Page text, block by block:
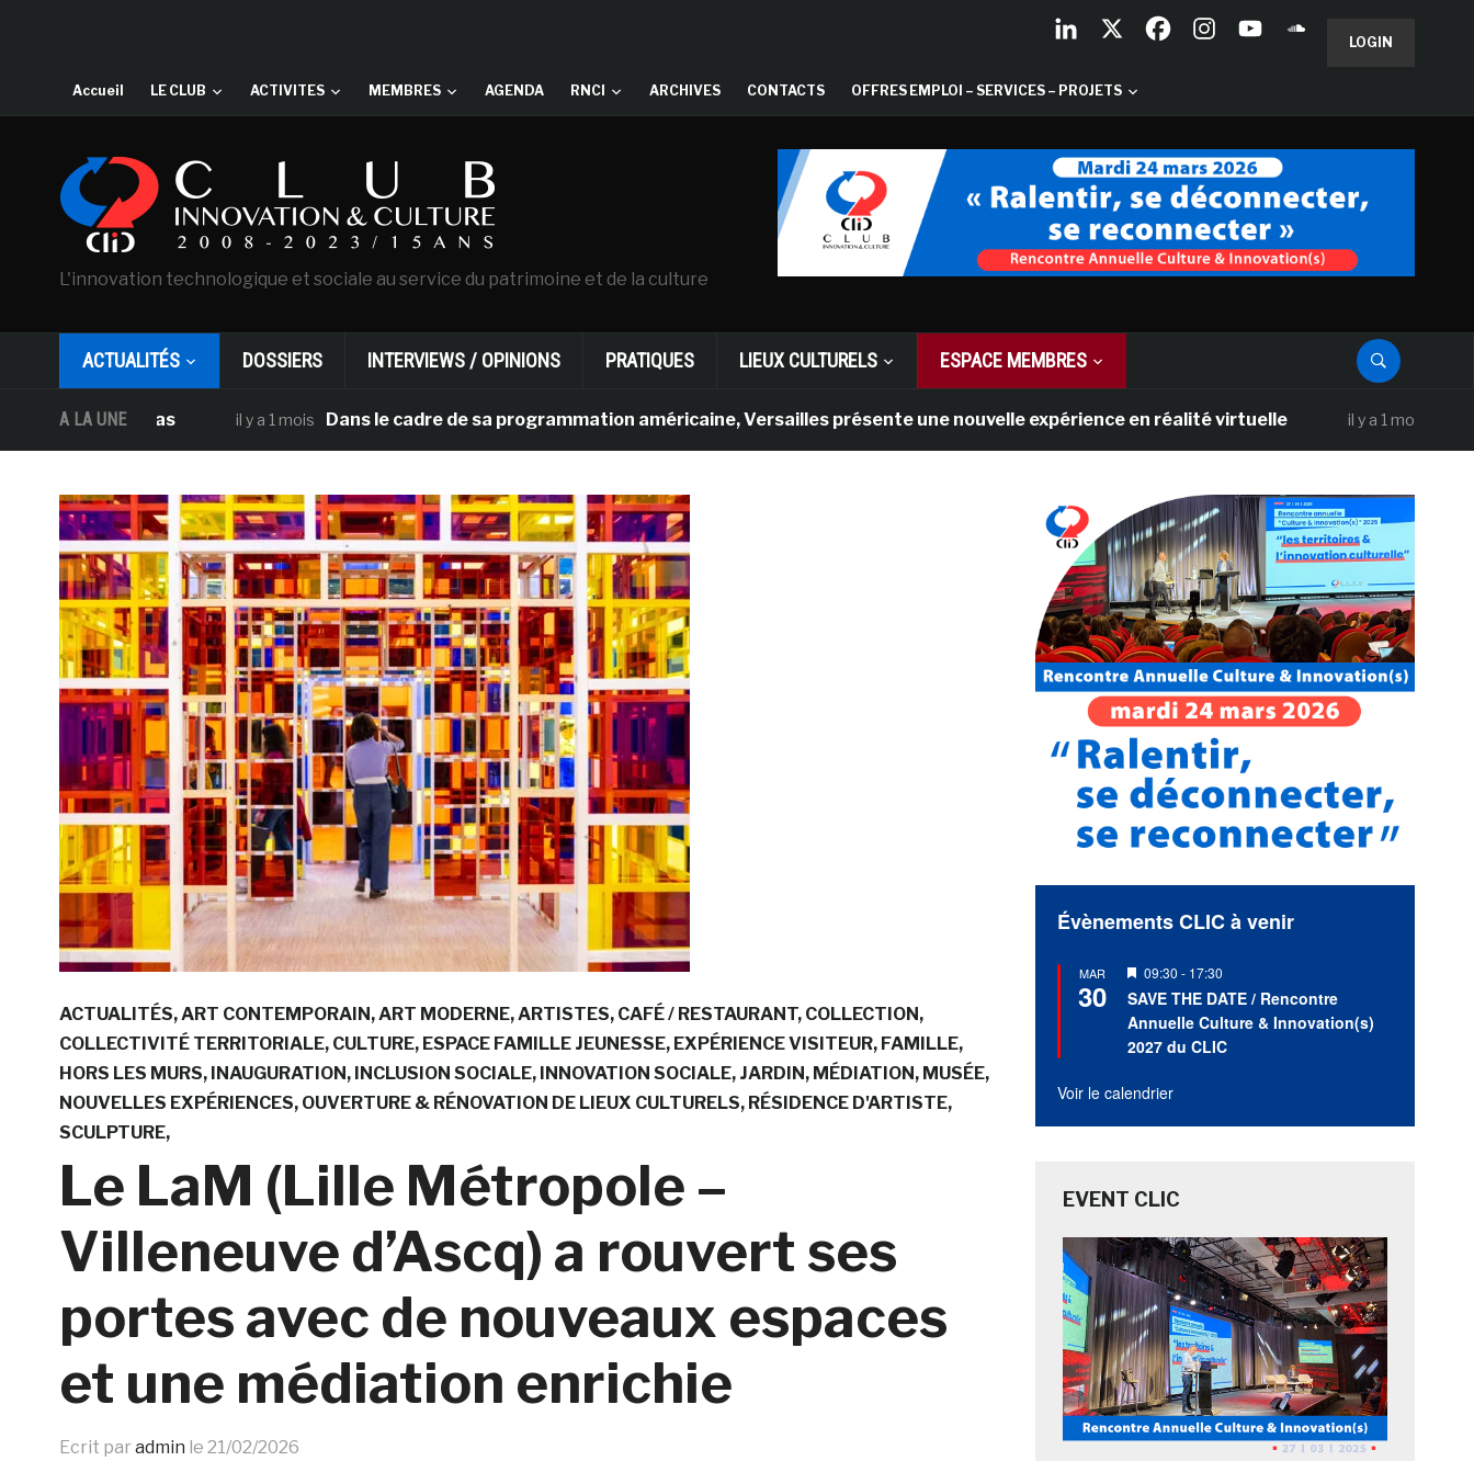
LOGIN
Accueil LE CLUB ACTIVITES MEMBRES AGENDA RNCI ARCHIVES CONTACTS OFFRES EMPLOI – SERVICES – PROJETS
L'innovation technologique et sociale au service du patrimoine et de la culture
ACTUALITÉS DOSSIERS INTERVIEWS / OPINIONS PRATIQUES LIEUX CULTURELS ESPACE MEMBRES
A LA UNE
Pays-bas il y a 1 mois Dans le cadre de sa programmation américaine, Versailles présente une nouvelle expérience en réalité virtuelle il y a 1 mois Les
ACTUALITÉS ART CONTEMPORAIN ART MODERNE ARTISTES CAFÉ / RESTAURANT COLLECTION
COLLECTIVITÉ TERRITORIALE CULTURE ESPACE FAMILLE JEUNESSE EXPÉRIENCE VISITEUR FAMILLE
HORS LES MURS INAUGURATION INCLUSION SOCIALE INNOVATION SOCIALE JARDIN MÉDIATION MUSÉE
NOUVELLES EXPÉRIENCES OUVERTURE & RÉNOVATION DE LIEUX CULTURELS RÉSIDENCE D'ARTISTE
SCULPTURE
Le LaM (Lille Métropole –
Villeneuve d’Ascq) a rouvert ses
portes avec de nouveaux espaces
et une médiation enrichie
Ecrit par admin le 21/02/2026
Évènements CLIC à venir
MAR
30
Mis
en
avant
09:30 - 17:30
SAVE THE DATE / Rencontre
Annuelle Culture & Innovation(s)
2027 du CLIC
Voir le calendrier
EVENT CLIC